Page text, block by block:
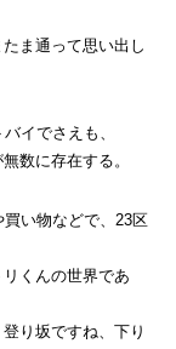
ま通って思い出し
イでさえも、
数に存在する。
い物などで、23区
くんの世界であ
り坂ですね、下り